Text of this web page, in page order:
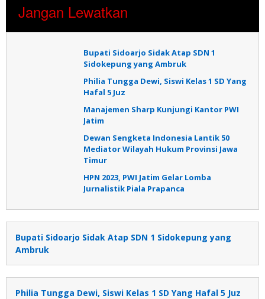
Jangan Lewatkan
Bupati Sidoarjo Sidak Atap SDN 1
Sidokepung yang Ambruk
Philia Tungga Dewi, Siswi Kelas 1 SD Yang
Hafal 5 Juz
Manajemen Sharp Kunjungi Kantor PWI
Jatim
Dewan Sengketa Indonesia Lantik 50
Mediator Wilayah Hukum Provinsi Jawa
Timur
HPN 2023, PWI Jatim Gelar Lomba
Jurnalistik Piala Prapanca
Bupati Sidoarjo Sidak Atap SDN 1 Sidokepung yang
Ambruk
Philia Tungga Dewi, Siswi Kelas 1 SD Yang Hafal 5 Juz